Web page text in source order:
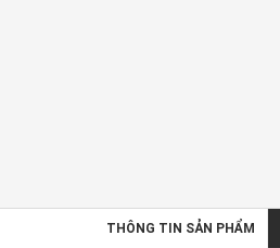
THÔNG TIN SẢN PHẨM